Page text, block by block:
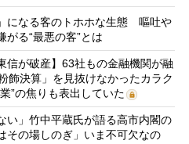
になる客のトホホな生態 嘔吐や
る“最悪の客”とは
信が破産】63社もの金融機関が融
飾決算」を見抜けなかったカラク
”の焦りも表出していた
い」竹中平蔵氏が語る高市内閣の
の場しのぎ」いま不可欠なの